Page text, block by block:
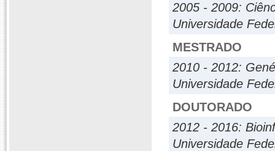
2005 - 2009:
Universidade
MESTRADO
2010 - 2012:
Universidade
DOUTORADO
2012 - 2016:
Universidade